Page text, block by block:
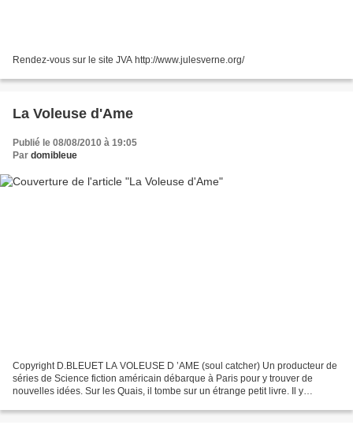
Rendez-vous sur le site JVA http://www.julesverne.org/
La Voleuse d'Ame
Publié le 08/08/2010 à 19:05
Par domibleue
Copyright D.BLEUET LA VOLEUSE D ’AME (soul catcher) Un producteur de
séries de Science fiction américain débarque à Paris pour y trouver de
nouvelles idées. Sur les Quais, il tombe sur un étrange petit livre. Il y